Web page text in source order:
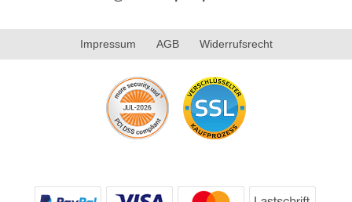
Impressum AGB Widerrufsrecht